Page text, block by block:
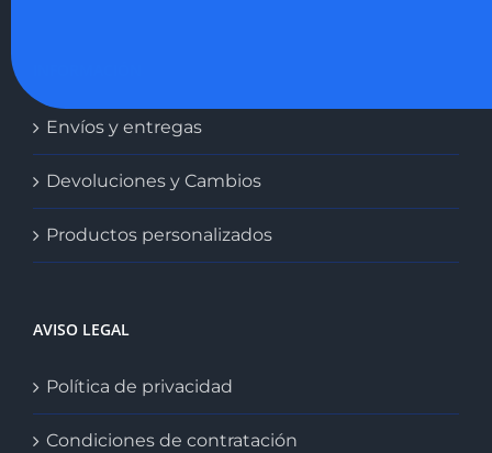
Envíos y entregas
Devoluciones y Cambios
Productos personalizados
AVISO LEGAL
Política de privacidad
Condiciones de contratación